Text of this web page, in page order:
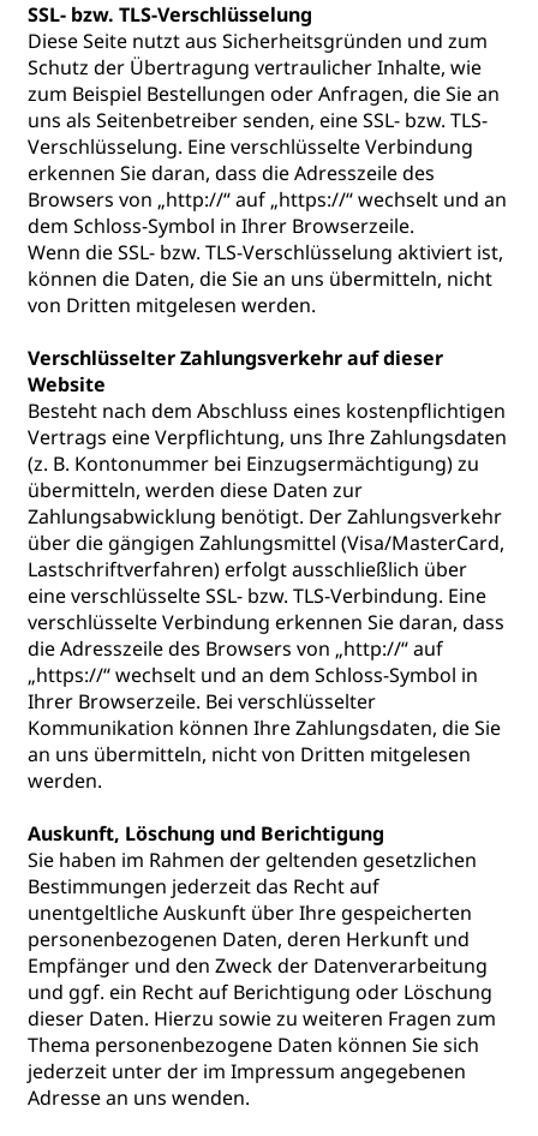
SSL- bzw. TLS-Verschlüsselung
Diese Seite nutzt aus Sicherheitsgründen und zum
Schutz der Übertragung vertraulicher Inhalte, wie
zum Beispiel Bestellungen oder Anfragen, die Sie an
uns als Seitenbetreiber senden, eine SSL- bzw. TLS-
Verschlüsselung. Eine verschlüsselte Verbindung
erkennen Sie daran, dass die Adresszeile des
Browsers von „http://“ auf „https://“ wechselt und an
dem Schloss-Symbol in Ihrer Browserzeile.
Wenn die SSL- bzw. TLS-Verschlüsselung aktiviert ist,
können die Daten, die Sie an uns übermitteln, nicht
von Dritten mitgelesen werden.
Verschlüsselter Zahlungsverkehr auf dieser
Website
Besteht nach dem Abschluss eines kostenpflichtigen
Vertrags eine Verpflichtung, uns Ihre Zahlungsdaten
(z. B. Kontonummer bei Einzugsermächtigung) zu
übermitteln, werden diese Daten zur
Zahlungsabwicklung benötigt. Der Zahlungsverkehr
über die gängigen Zahlungsmittel (Visa/MasterCard,
Lastschriftverfahren) erfolgt ausschließlich über
eine verschlüsselte SSL- bzw. TLS-Verbindung. Eine
verschlüsselte Verbindung erkennen Sie daran, dass
die Adresszeile des Browsers von „http://“ auf
„https://“ wechselt und an dem Schloss-Symbol in
Ihrer Browserzeile. Bei verschlüsselter
Kommunikation können Ihre Zahlungsdaten, die Sie
an uns übermitteln, nicht von Dritten mitgelesen
werden.
Auskunft, Löschung und Berichtigung
Sie haben im Rahmen der geltenden gesetzlichen
Bestimmungen jederzeit das Recht auf
unentgeltliche Auskunft über Ihre gespeicherten
personenbezogenen Daten, deren Herkunft und
Empfänger und den Zweck der Datenverarbeitung
und ggf. ein Recht auf Berichtigung oder Löschung
dieser Daten. Hierzu sowie zu weiteren Fragen zum
Thema personenbezogene Daten können Sie sich
jederzeit unter der im Impressum angegebenen
Adresse an uns wenden.